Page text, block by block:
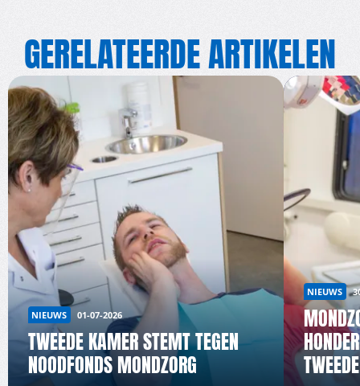
GERELATEERDE ARTIKELEN
NIEUWS 01-07-2026
TWEEDE KAMER STEMT TEGEN
NOODFONDS MONDZORG
NIEUWS